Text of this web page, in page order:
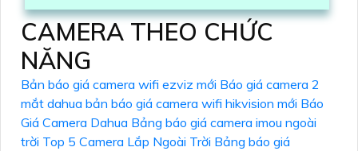
CAMERA THEO CHỨC
NĂNG
Bản báo giá camera wifi ezviz mới Báo giá camera 2
mắt dahua bản báo giá camera wifi hikvision mới Báo
Giá Camera Dahua Bảng báo giá camera imou ngoài
trời Top 5 Camera Lắp Ngoài Trời Bảng báo giá